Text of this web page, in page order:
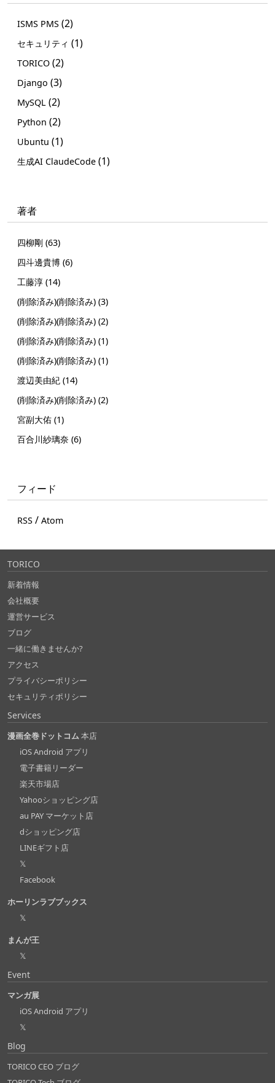
ISMS PMS (2)
セキュリティ (1)
TORICO (2)
Django (3)
MySQL (2)
Python (2)
Ubuntu (1)
生成AI ClaudeCode (1)
著者
四柳剛 (63)
四斗邊貴博 (6)
工藤淳 (14)
(削除済み)(削除済み) (3)
(削除済み)(削除済み) (2)
(削除済み)(削除済み) (1)
(削除済み)(削除済み) (1)
渡辺美由紀 (14)
(削除済み)(削除済み) (2)
宮副大佑 (1)
百合川紗璃奈 (6)
フィード
RSS / Atom
TORICO
新着情報
会社概要
運営サービス
ブログ
一緒に働きませんか?
アクセス
プライバシーポリシー
セキュリティポリシー
Services
漫画全巻ドットコム本店
iOS Android アプリ
電子書籍リーダー
楽天市場店
Yahooショッピング店
au PAY マーケット店
dショッピング店
LINEギフト店
𝕏
Facebook
ホーリンラブブックス
𝕏
まんが王
𝕏
Event
マンガ展
iOS Android アプリ
𝕏
Blog
TORICO CEO ブログ